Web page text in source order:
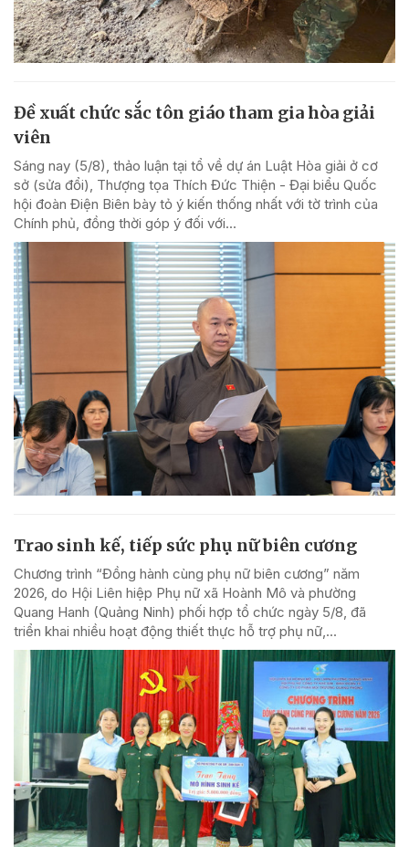
Đề xuất chức sắc tôn giáo tham gia hòa giải
viên
Sáng nay (5/8), thảo luận tại tổ về dự án Luật Hòa giải ở cơ
sở (sửa đổi), Thượng tọa Thích Đức Thiện - Đại biểu Quốc
hội đoàn Điện Biên bày tỏ ý kiến thống nhất với tờ trình của
Chính phủ, đồng thời góp ý đối với...
Trao sinh kế, tiếp sức phụ nữ biên cương
Chương trình “Đồng hành cùng phụ nữ biên cương” năm
2026, do Hội Liên hiệp Phụ nữ xã Hoành Mô và phường
Quang Hanh (Quảng Ninh) phối hợp tổ chức ngày 5/8, đã
triển khai nhiều hoạt động thiết thực hỗ trợ phụ nữ,...